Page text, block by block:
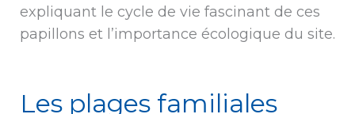
expliquant le cycle de vie fascinant de ces
papillons et l’importance écologique du site.
Les plages familiales